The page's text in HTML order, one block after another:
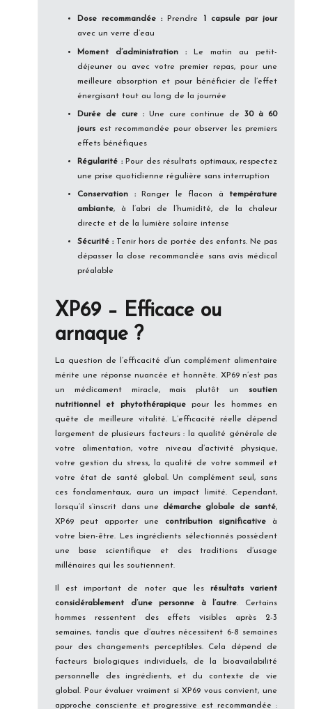
Dose recommandée : Prendre
1 capsule par jour
avec un verre d’eau
Moment d’administration : Le matin au petit-
déjeuner ou avec votre premier repas, pour une
meilleure absorption et pour bénéficier de l’effet
énergisant tout au long de la journée
Durée de cure :Une cure continue de30 à 60
jours est recommandée pour observer les premiers
effets bénéfiques
Régularité :Pour des résultats optimaux, respectez
une prise quotidienne régulière sans interruption
Conservation :Ranger le flacon à température
ambiante, à l’abri de l’humidité, de la chaleur
directe et de la lumière solaire intense
Sécurité : Tenir hors de portée des enfants. Ne pas
dépasser la dose recommandée sans avis médical
préalable
XP69 – Efficace ou
arnaque ?
La question de l’efficacité d’un complément alimentaire
mérite une réponse nuancée et honnête. XP69 n’est pas
un médicament miracle, mais plutôt un soutien
nutritionnel et phytothérapiquepour les hommes en
quête de meilleure vitalité. L’efficacité réelle dépend
largement de plusieurs facteurs : la qualité générale de
votre alimentation, votre niveau d’activité physique,
votre gestion du stress, la qualité de votre sommeil et
votre état de santé global. Un complément seul, sans
ces fondamentaux, aura un impact limité. Cependant,
lorsqu’il s’inscrit dans une démarche globale de santé,
XP69 peut apporter une contribution significative à
votre bien-être. Les ingrédients sélectionnés possèdent
une base scientifique et des traditions d’usage
millénaires qui les soutiennent.
Il est important de noter que les résultats varient
considérablement d’une personne à l’autre. Certains
hommes ressentent des effets visibles après 2-3
semaines, tandis que d’autres nécessitent 6-8 semaines
pour des changements perceptibles. Cela dépend de
facteurs biologiques individuels, de la bioavailabilité
personnelle des ingrédients, et du contexte de vie
global. Pour évaluer vraiment si XP69 vous convient, une
approche consciente et progressive est recommandée :